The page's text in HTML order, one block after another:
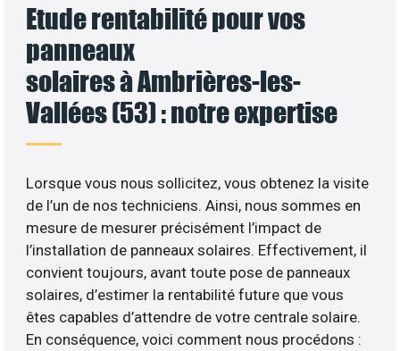
Etude rentabilité pour vos
panneaux
solaires à Ambrières-les-
Vallées (53) : notre expertise
Lorsque vous nous sollicitez, vous obtenez la visite
de l’un de nos techniciens. Ainsi, nous sommes en
mesure de mesurer précisément l’impact de
l’installation de panneaux solaires. Effectivement, il
convient toujours, avant toute pose de panneaux
solaires, d’estimer la rentabilité future que vous
êtes capables d’attendre de votre centrale solaire.
En conséquence, voici comment nous procédons :